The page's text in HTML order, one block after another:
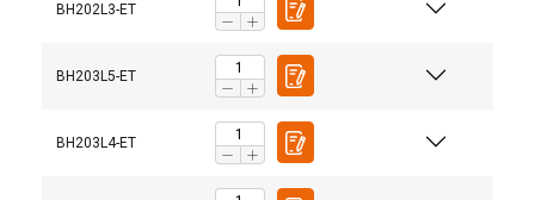
BH202L3-ET
BH203L5-ET
BH203L4-ET